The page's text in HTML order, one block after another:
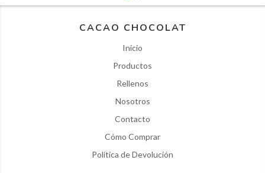
CACAO CHOCOLAT
Inicio
Productos
Rellenos
Nosotros
Contacto
Cómo Comprar
Política de Devolución